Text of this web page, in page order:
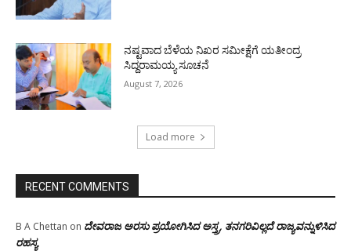
ನಷ್ಟವಾದ ಬೆಳೆಯ ನಿಖರ ಸಮೀಕ್ಷೆಗೆ ಯತೀಂದ್ರ
ಸಿದ್ದರಾಮಯ್ಯ ಸೂಚನೆ
August 7, 2026
Load more
RECENT COMMENTS
B A Chettan on ದೇವರಾಜ ಅರಸು ಪ್ರಯೋಗಿಸಿದ ಅಸ್ತ್ರ, ತನಗರಿವಿಲ್ಲದೆ ರಾಜ್ಯವನ್ನುಳಿಸಿದ
ರಹಸ್ಯ